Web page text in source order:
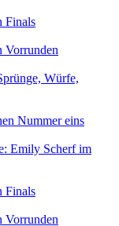
Finals
Vorrunden
Würfe,
Nummer eins
Emily Scherf im
Finals
Vorrunden